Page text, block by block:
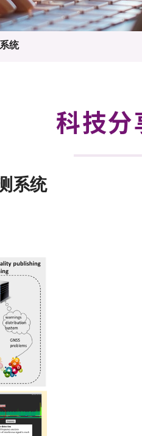
计划书
统
科技分
系统